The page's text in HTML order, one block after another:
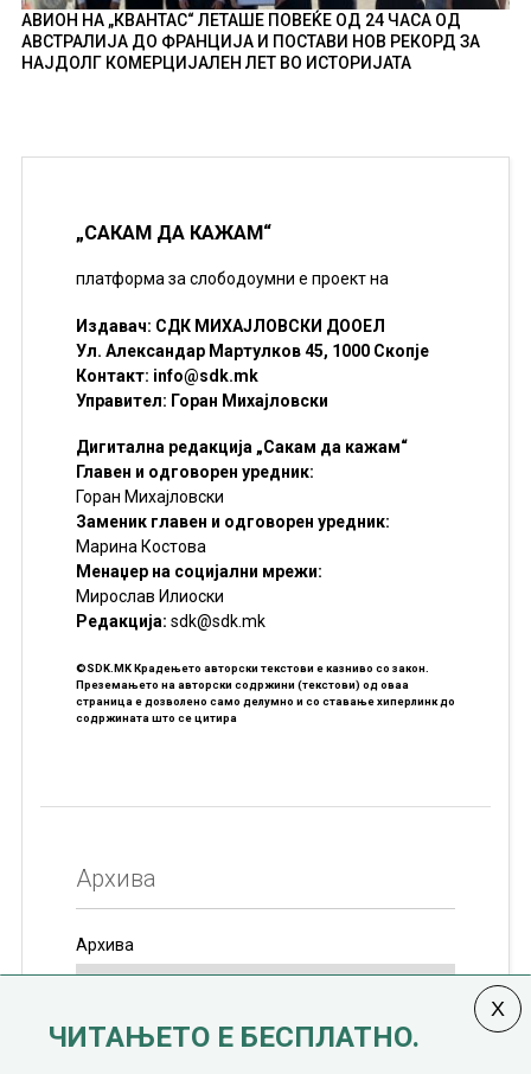
АВИОН НА „КВАНТАС“ ЛЕТАШЕ ПОВЕЌЕ ОД 24 ЧАСА ОД
АВСТРАЛИЈА ДО ФРАНЦИЈА И ПОСТАВИ НОВ РЕКОРД ЗА
НАЈДОЛГ КОМЕРЦИЈАЛЕН ЛЕТ ВО ИСТОРИЈАТА
„САКАМ ДА КАЖАМ“
платформа за слободоумни е проект на
Издавач: СДК МИХАЈЛОВСКИ ДООЕЛ
Ул. Александар Мартулков 45, 1000 Скопје
Контакт: info@sdk.mk
Управител: Горан Михајловски
Дигитална редакција „Сакам да кажам“
Главен и одговорен уредник:
Горан Михајловски
Заменик главен и одговорен уредник:
Марина Костова
Менаџер на социјални мрежи:
Мирослав Илиоски
Редакцијa: sdk@sdk.mk
©SDK.MK Крадењето авторски текстови е казниво со закон.
Преземањето на авторски содржини (текстови) од оваа
страница е дозволено само делумно и со ставање хиперлинк до
содржината што се цитира
Архива
Архива
ЧИТАЊЕТО Е БЕСПЛАТНО.